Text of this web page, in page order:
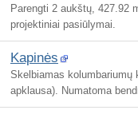
Parengti 2 aukštų, 427.92
projektiniai pasiūlymai.
Kapinės
Skelbiamas kolumbariumų
apklausa). Numatoma